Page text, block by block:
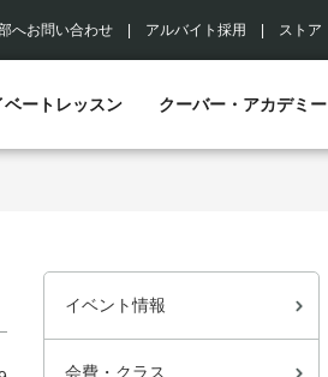
へお問い合わせ アルバイト採用 ストア
ベートレッスン クーバー・アカデミー
イベント情報
会費・クラス